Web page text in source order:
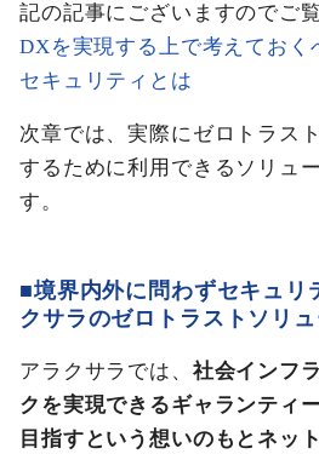
記の記事にございますのでご
DXを実現する上で考えておく
セキュリティとは
次章では、実際にゼロトラス
するために利用できるソリュ
す。
■境界内外に問わずセキュリ
クサラのゼロトラストソリ
アラクサラでは、 社会インフ
クを実現できるギャランティ
目指すという想いのもとネッ